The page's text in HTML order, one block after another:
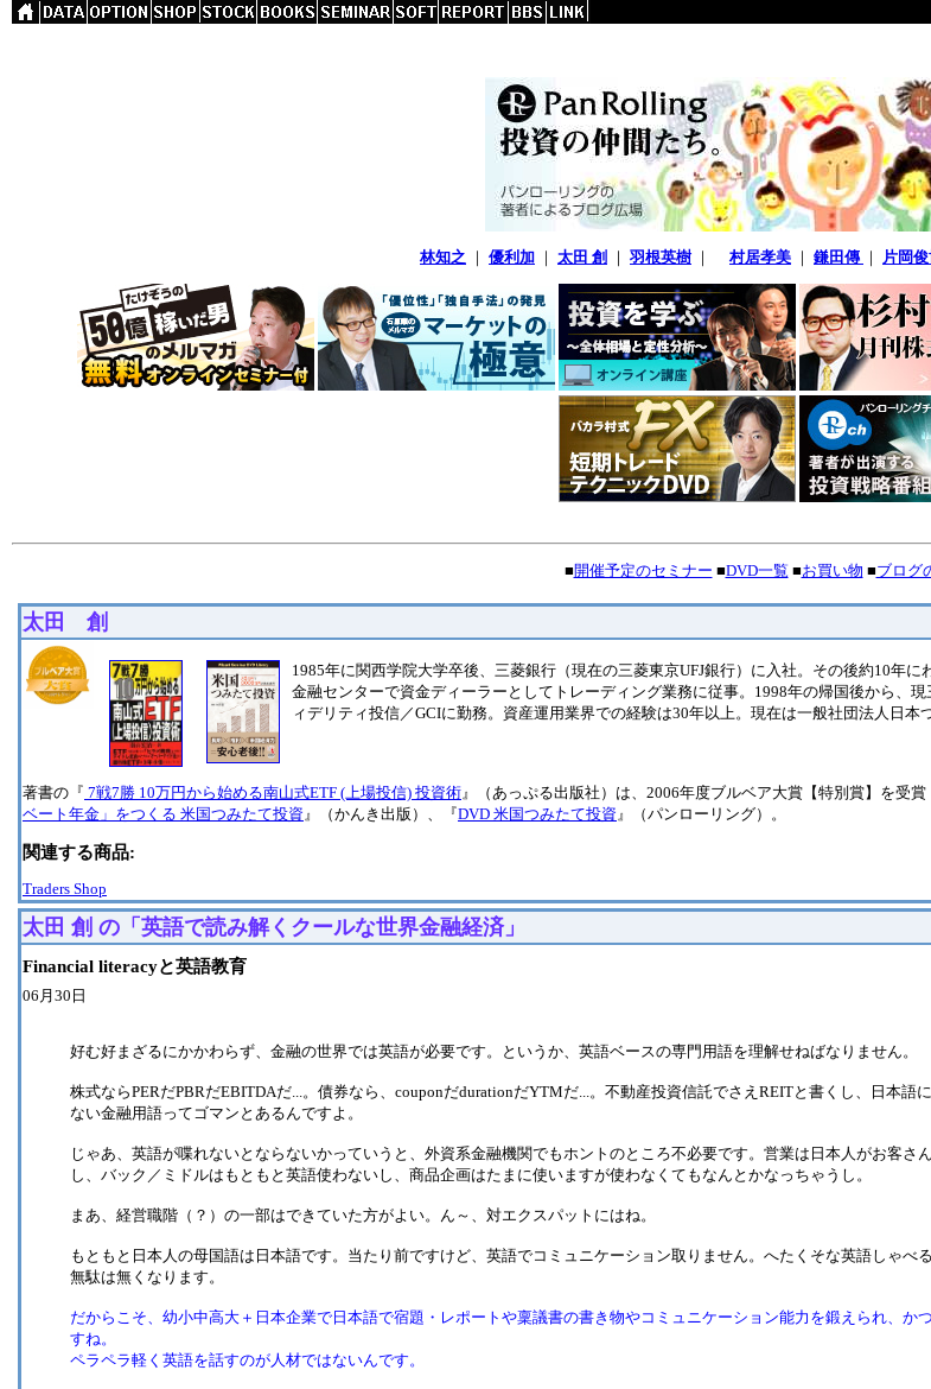
林知之 ｜ 優利加 ｜ 太田 創 ｜ 羽根英樹 ｜ 村居孝美 ｜ 鎌田傳 ｜ 片岡
■開催予定のセミナー ■DVD一覧 ■お買い物 ■ブログ
太田 創
1985年に関西学院大学卒後、三菱銀行（現在の三菱東京UFJ銀行）に入社。その後約10年
金融センターで資金ディーラーとしてトレーディング業務に従事。1998年の帰国後から、
ィデリティ投信／GCIに勤務。資産運用業界での経験は30年以上。現在は一般社団法人日本
著書の『 7戦7勝 10万円から始める南山式ETF (上場投信) 投資術』（あっぷる出版社）は、2006年度ブルベア大賞【特別賞】を受賞
ベート年金」をつくる 米国つみたて投資』（かんき出版）、『DVD 米国つみたて投資』（パンローリング）。
関連する商品:
Traders Shop
太田 創 の「英語で読み解くクールな世界金融経済」
Financial literacyと英語教育
06月30日
好む好まざるにかかわらず、金融の世界では英語が必要です。というか、英語ベースの専門用語を理解せねばなりません。
株式ならPERだPBRだEBITDAだ...。債券なら、couponだdurationだYTMだ...。不動産投資信託でさえREITと書くし、日本語
ない金融用語ってゴマンとあるんですよ。
じゃあ、英語が喋れないとならないかっていうと、外資系金融機関でもホントのところ不必要です。営業は日本人がお客さ
し、バック／ミドルはもともと英語使わないし、商品企画はたまに使いますが使わなくてもなんとかなっちゃうし。
まあ、経営職階（？）の一部はできていた方がよい。ん～、対エクスパットにはね。
もともと日本人の母国語は日本語です。当たり前ですけど、英語でコミュニケーション取りません。へたくそな英語しゃべ
無駄は無くなります。
だからこそ、幼小中高大＋日本企業で日本語で宿題・レポートや稟議書の書き物やコミュニケーション能力を鍛えられ、か
すね。
ペラペラ軽く英語を話すのが人材ではないんです。